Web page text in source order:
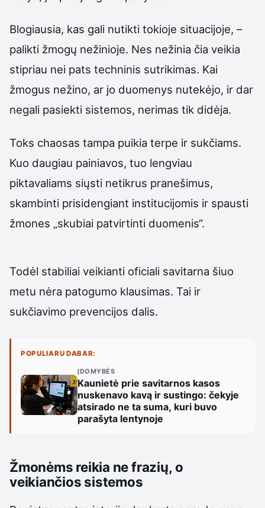
Blogiausia, kas gali nutikti tokioje situacijoje, –
palikti žmogų nežinioje. Nes nežinia čia veikia
stipriau nei pats techninis sutrikimas. Kai
žmogus nežino, ar jo duomenys nutekėjo, ir dar
negali pasiekti sistemos, nerimas tik didėja.
Toks chaosas tampa puikia terpe ir sukčiams.
Kuo daugiau painiavos, tuo lengviau
piktavaliams siųsti netikrus pranešimus,
skambinti prisidengiant institucijomis ir spausti
žmones „skubiai patvirtinti duomenis“.
Todėl stabiliai veikianti oficiali savitarna šiuo
metu nėra patogumo klausimas. Tai ir
sukčiavimo prevencijos dalis.
POPULIARU DABAR:
ĮDOMYBĖS
Kaunietė prie savitarnos kasos
nuskenavo kavą ir sustingo: čekyje
atsirado ne ta suma, kuri buvo
parašyta lentynoje
Žmonėms reikia ne frazių, o
veikiančios sistemos